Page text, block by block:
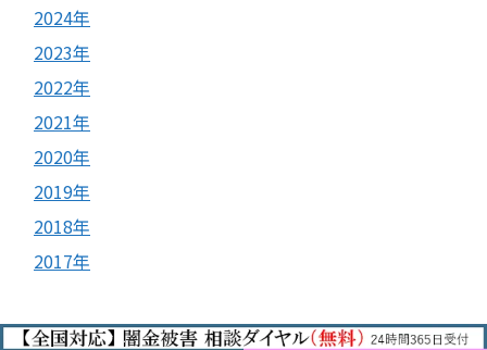
2024年
2023年
2022年
2021年
2020年
2019年
2018年
2017年